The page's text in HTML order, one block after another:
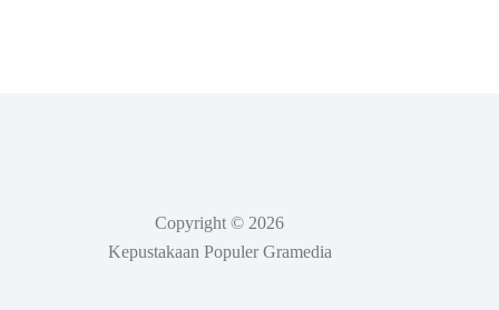
Copyright © 2026
Kepustakaan Populer Gramedia